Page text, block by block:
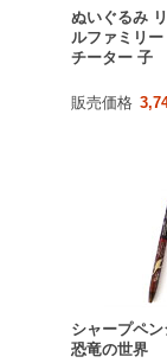
ぬいぐるみ
ルファミリー
チーター 子
販売価格
シャープペ
恐竜の世界